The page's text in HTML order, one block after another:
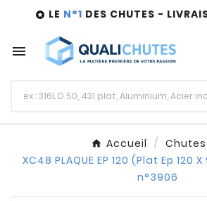
 LE N°1 DES CHUTES -

Accueil
Chutes
XC48 PLAQUE EP 120 (Plat Ep 120
n°3906